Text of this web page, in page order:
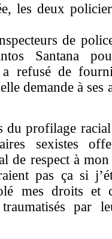
les deux
de
Santana
refusé de
demande à ses
du profilage
sexistes
de respect à
pas ça si
mes droits et
par